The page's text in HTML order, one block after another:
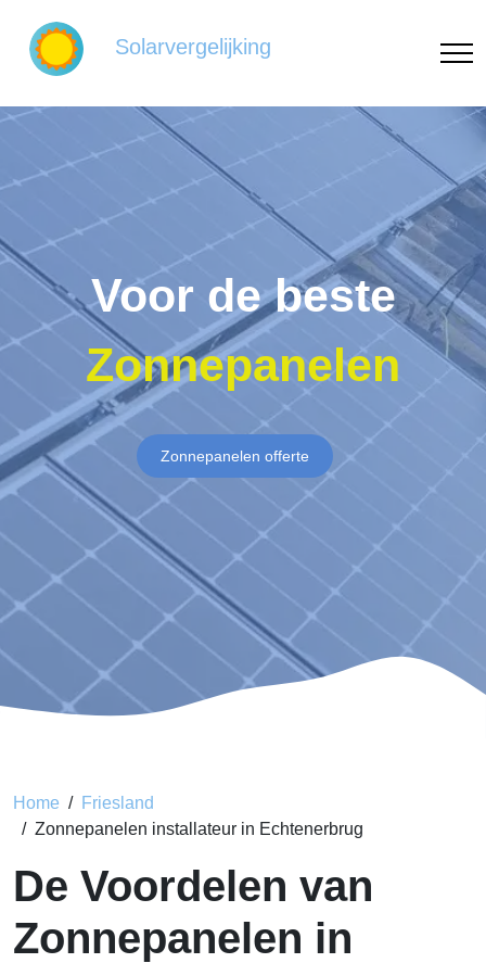
Solarvergelijking
Voor de beste
Zonnepanelen
Zonnepanelen offerte
Home
Friesland
Zonnepanelen installateur in Echtenerbrug
De Voordelen van
Zonnepanelen in